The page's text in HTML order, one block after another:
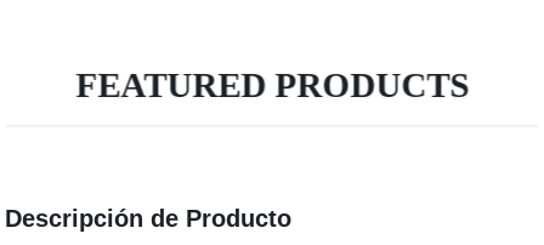
FEATURED PRODUCTS
Descripción de Producto